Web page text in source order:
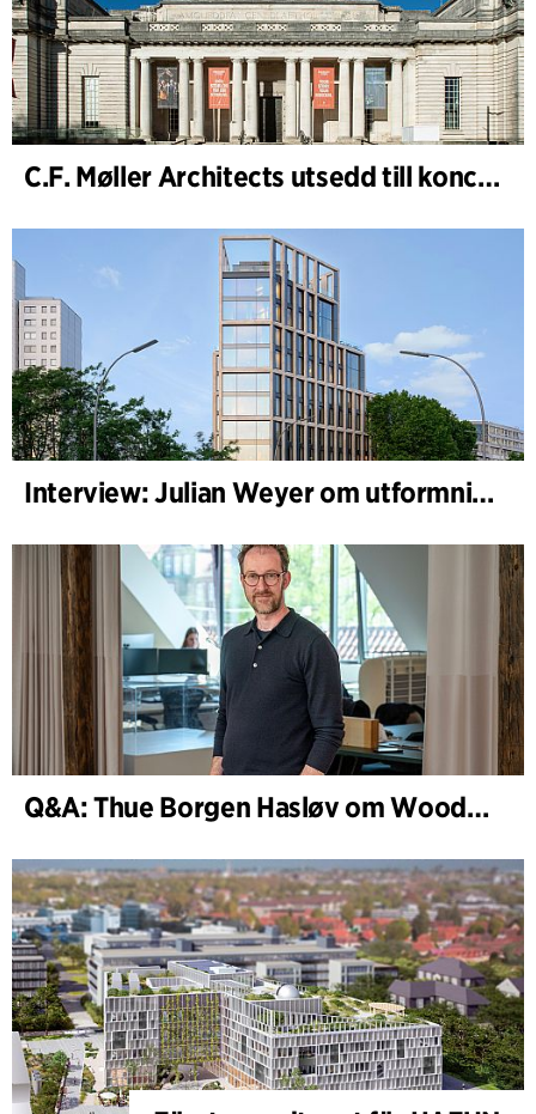
C.F. Møller Architects utsedd till konceptarkitekt för projektet National Museum Cardiff
Interview: Julian Weyer om utformningen av B-One
Q&A: Thue Borgen Hasløv om WoodHub